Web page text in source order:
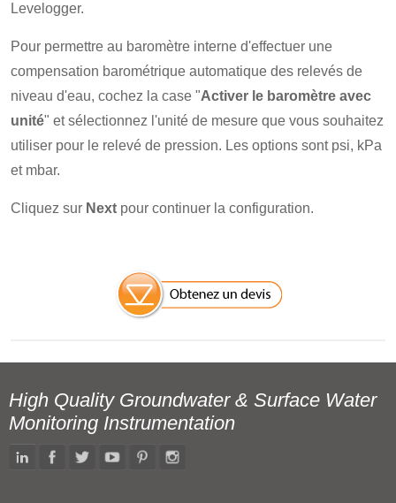
Levelogger.
Pour permettre au baromètre interne d'effectuer une
compensation barométrique automatique des relevés de
niveau d'eau, cochez la case "Activer le baromètre avec
unité" et sélectionnez l'unité de mesure que vous souhaitez
utiliser pour le relevé de pression. Les options sont psi, kPa
et mbar.
Cliquez sur Next pour continuer la configuration.
High Quality Groundwater & Surface Water
Monitoring Instrumentation